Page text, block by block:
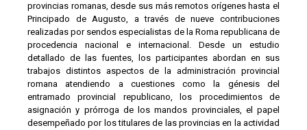
provincias romanas, desde sus más remotos orígenes hasta el
Principado de Augusto, a través de nueve contribuciones
realizadas por sendos especialistas de la Roma republicana de
procedencia nacional e internacional. Desde un estudio
detallado de las fuentes, los participantes abordan en sus
trabajos distintos aspectos de la administración provincial
romana atendiendo a cuestiones como la génesis del
entramado provincial republicano, los procedimientos de
asignación y prórroga de los mandos provinciales, el papel
desempeñado por los titulares de las provincias en la actividad